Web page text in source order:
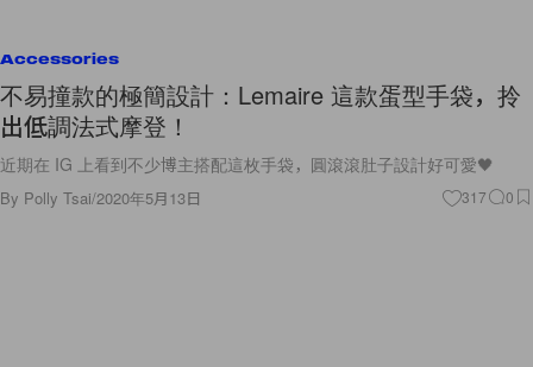
Accessories
不易撞款的極簡設計：Lemaire 這款蛋型手袋，拎
出低調法式摩登！
近期在 IG 上看到不少博主搭配這枚手袋，圓滾滾肚子設計好可愛🖤
By Polly Tsai/2020年5月13日 317 0